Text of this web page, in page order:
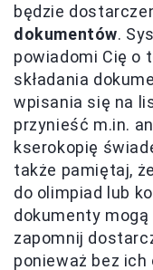
będzie
dokumentów.
powiadomi Cię o
składania
wpisania się na
przynieść m.in.
kserokopię
także pamiętaj,
do olimpiad lub
dokumenty mogą
zapomnij
ponieważ bez